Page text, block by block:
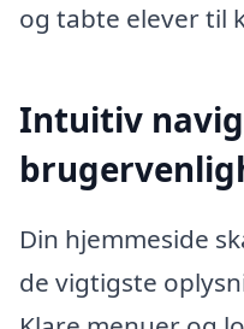
og tabte elever til
Intuitiv
Din hjemmeside
de vigtigste